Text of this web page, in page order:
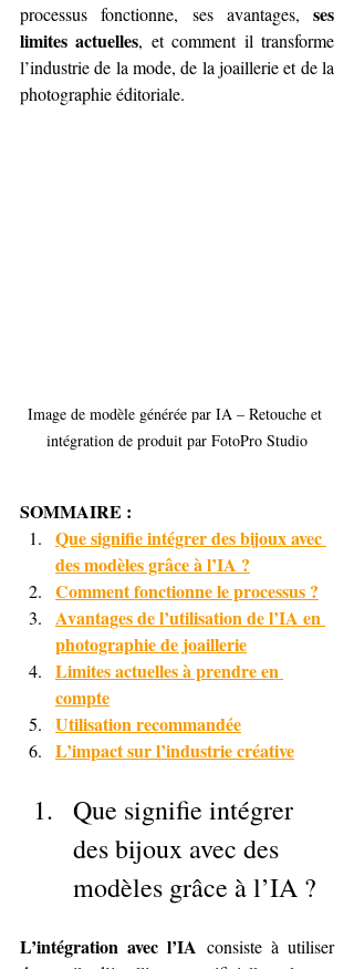
processus fonctionne, ses avantages, ses
limites actuelles, et comment il transforme
l’industrie de la mode, de la joaillerie et de la
photographie éditoriale.
Image de modèle générée par IA – Retouche et
intégration de produit par FotoPro Studio
SOMMAIRE :
Que signifie intégrer des bijoux avec
des modèles grâce à l’IA ?
Comment fonctionne le processus ?
Avantages de l’utilisation de l’IA en
photographie de joaillerie
Limites actuelles à prendre en
compte
Utilisation recommandée
L’impact sur l’industrie créative
Que signifie intégrer
des bijoux avec des
modèles grâce à l’IA ?
L’intégration avec l’IA consiste à utiliser